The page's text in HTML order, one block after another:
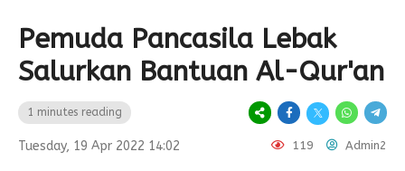
Pemuda Pancasila Lebak
Salurkan Bantuan Al-Qur'an
1 minutes reading
Tuesday, 19 Apr 2022 14:02 119 Admin2